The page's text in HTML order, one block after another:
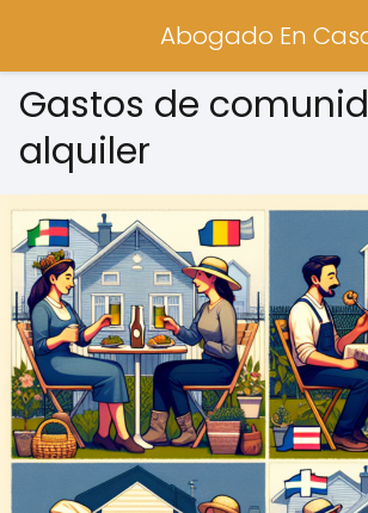
Abogado En
Gastos de
alquiler